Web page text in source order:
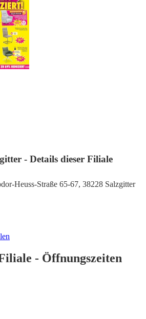
- Details dieser Filiale
Heuss-Straße 65-67, 38228 Salzgitter
- Öffnungszeiten